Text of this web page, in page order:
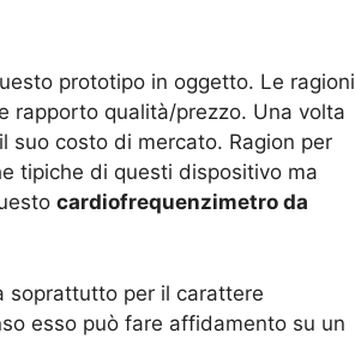
prototipo in oggetto. Le ragioni
rapporto qualità/prezzo. Una volta
suo costo di mercato. Ragion per
tipiche di questi dispositivo ma
cardiofrequenzimetro da
soprattutto per il carattere
esso può fare affidamento su un